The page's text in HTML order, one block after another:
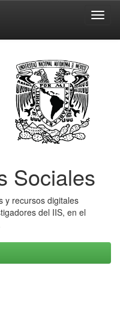
Sociales
y recursos digitales
del IIS, en el